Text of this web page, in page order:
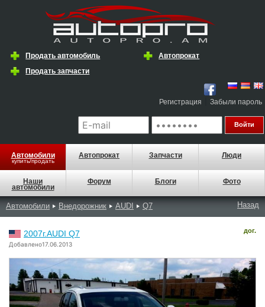
Продать автомобиль
Автопрокат
Продать запчасти
Регистрация Забыли пароль
Автомобили
купить/продать
Автопрокат Запчасти Люди
Наши
автомобили
Форум Блоги Фото
Автомобили Внедорожник AUDI Q7 Назад
2007г.AUDI Q7
Добавлено17.06.2013
дог.